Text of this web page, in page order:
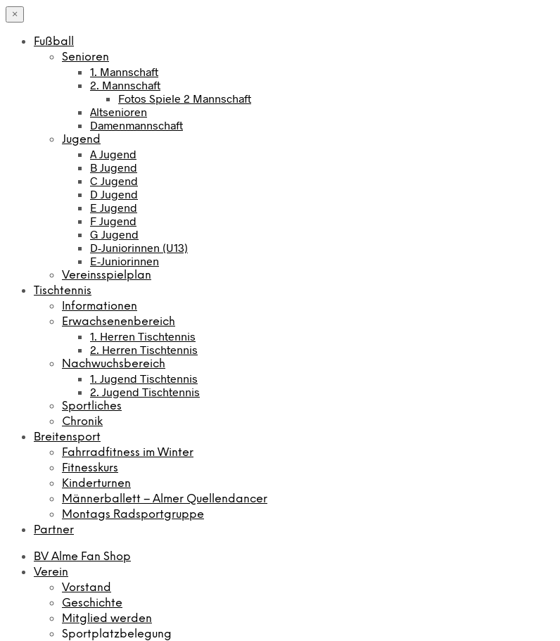
×
Fußball
Senioren
1. Mannschaft
2. Mannschaft
Fotos Spiele 2 Mannschaft
Altsenioren
Damenmannschaft
Jugend
A Jugend
B Jugend
C Jugend
D Jugend
E Jugend
F Jugend
G Jugend
D-Juniorinnen (U13)
E-Juniorinnen
Vereinsspielplan
Tischtennis
Informationen
Erwachsenenbereich
1. Herren Tischtennis
2. Herren Tischtennis
Nachwuchsbereich
1. Jugend Tischtennis
2. Jugend Tischtennis
Sportliches
Chronik
Breitensport
Fahrradfitness im Winter
Fitnesskurs
Kinderturnen
Männerballett – Almer Quellendancer
Montags Radsportgruppe
Partner
BV Alme Fan Shop
Verein
Vorstand
Geschichte
Mitglied werden
Sportplatzbelegung